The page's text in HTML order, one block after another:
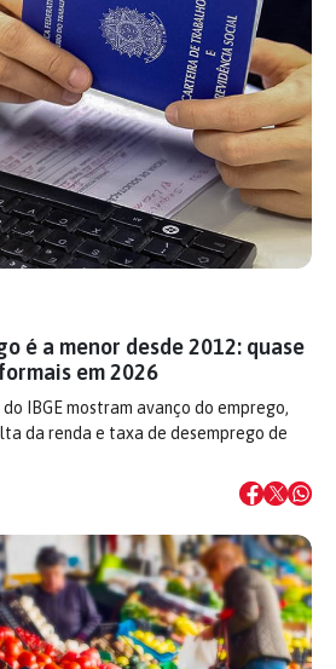
é a menor desde 2012: quase
em 2026
IBGE mostram avanço do emprego,
da renda e taxa de desemprego de